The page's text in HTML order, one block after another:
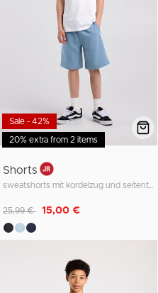
20% extra from 2 items
Sale - 42%
Shorts
sweatshorts mit kordelzug und seitentasche
Reduziert von
25,99 € auf
15,00 €